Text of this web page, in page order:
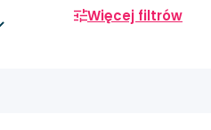
Więcej filtrów